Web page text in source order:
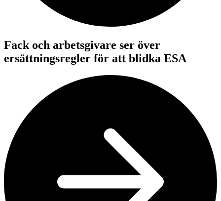
Fack och arbetsgivare ser över
ersättningsregler för att blidka ESA